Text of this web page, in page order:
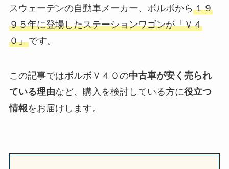
スウェーデンの自動車メーカー、ボルボから １９
９５年に登場したステーションワゴンが「Ｖ４
０」です。
この記事ではボルボＶ４０の中古車が安く売られ
ている理由など、購入を検討している方に役立つ
情報をお届けします。